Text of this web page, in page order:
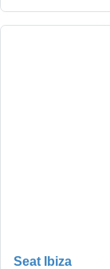
Seat Ibiza